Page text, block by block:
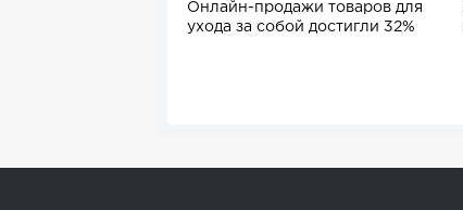
Онлайн-продажи товаров для
ухода за собой достигли 32%